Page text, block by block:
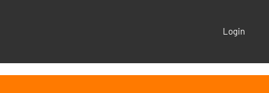
Login